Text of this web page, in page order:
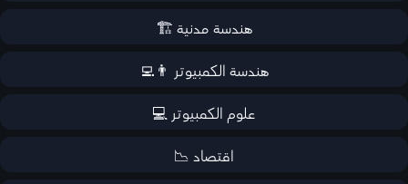
هندسة مدنية 🏗️
هندسة الكمبيوتر 👨‍💻
علوم الكمبيوتر 💻
اقتصاد 📉